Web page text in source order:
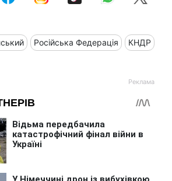
Російська Федерація КНДР